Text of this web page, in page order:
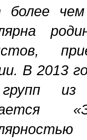
более
В 2013
из